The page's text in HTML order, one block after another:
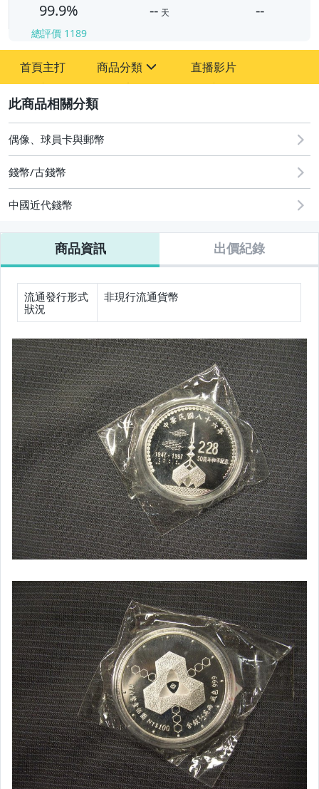
99.9%
總評價 1189
-- 天 --
首頁主打 商品分類
古董、藝術與礦石
偶像、球員卡與郵幣
直播影片
偶像、球員卡與郵幣
錢幣/古錢幣
中國近代錢幣
商品資訊 出價紀錄
流通發行形式
狀況
非現行流通貨幣